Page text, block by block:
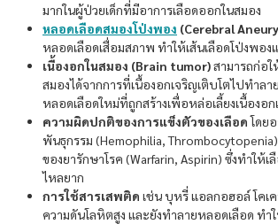
มากในผู้ป่วยเด็กที่มีอาการเลือดออกในสมอง
หลอดเลือดสมองโป่งพอง (Cerebral
หลอดเลือดเสื่อมสภาพ ทำให้เส้นเลือดโป่งพอ
เนื้องอกในสมอง (Brain tumor)สามารถก่อใ
สมองได้จากการที่เนื้องอกเจริญเติบโตไปทำล
หลอดเลือดใหม่ที่ถูกสร้างเพื่อหล่อเลี้ยงเนื้องอก
ความผิดปกติของการแข็งตัวของเลือดโดย
พันธุกรรม (Hemophilia,
ของยารักษาโรค (Warfarin, Aspirin) ซึ่งทำให้
ไหลยาก
การใช้สารเสพติด เช่น บุหรี่ แอลกอฮอล์ โคเ
ความดันโลหิตสูง และยังทำลายหลอดเลือด ทำ